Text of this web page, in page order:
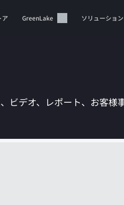
ア GreenLake ソリューション
カート
ビデオ、レポート、お客